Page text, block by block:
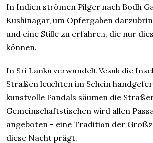
In Indien strömen Pilger nach Bodh
Kushinagar, um Opfergaben
und eine Stille zu erfahren, die nur
können.
In Sri Lanka verwandelt Vesak die
Straßen leuchten im Schein
kunstvolle Pandals säumen die
Gemeinschaftstischen wird allen
angeboten – eine Tradition der
diese Nacht prägt.